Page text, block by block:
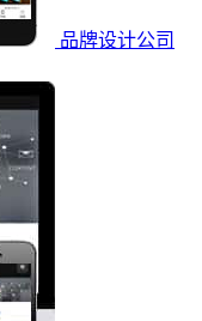
品牌设计公司